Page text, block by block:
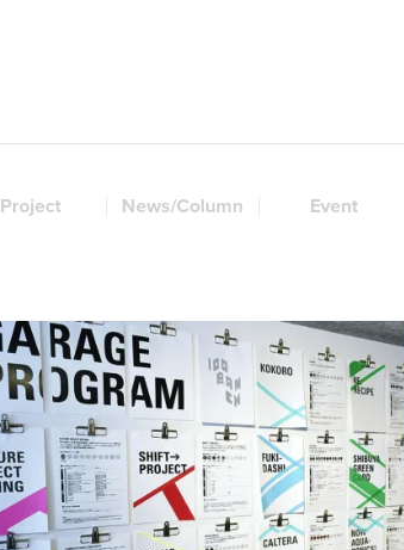
Project News/Column Event